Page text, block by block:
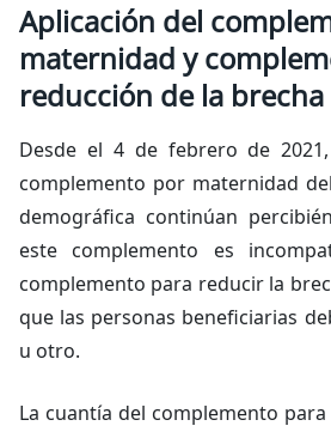
Aplicación del
maternidad y
reducción de la
Desde el 4 de febrero de
complemento por maternidad
demográfica continúan
este complemento es
complemento para reducir la
que las personas beneficiarias
u otro.
La cuantía del complemento